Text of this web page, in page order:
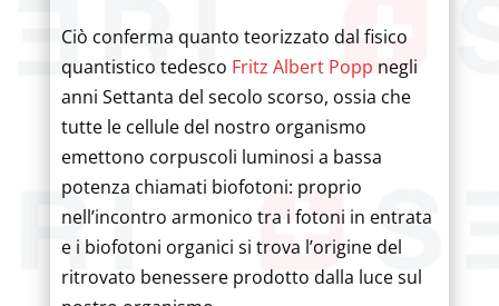
Ciò conferma quanto teorizzato dal fisico
quantistico tedesco Fritz Albert Popp negli
anni Settanta del secolo scorso, ossia che
tutte le cellule del nostro organismo
emettono corpuscoli luminosi a bassa
potenza chiamati biofotoni: proprio
nell’incontro armonico tra i fotoni in entrata
e i biofotoni organici si trova l’origine del
ritrovato benessere prodotto dalla luce sul